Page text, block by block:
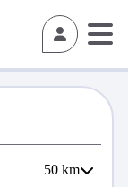
50 km